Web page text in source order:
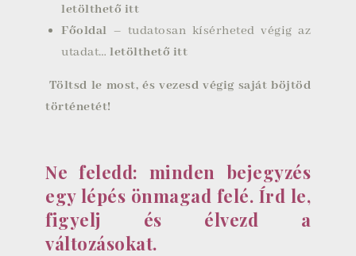
letölthető itt
Főoldal – tudatosan kísérheted végig az
utadat… letölthető itt
Töltsd le most, és vezesd végig saját böjtöd
történetét!
Ne feledd: minden bejegyzés
egy lépés önmagad felé. Írd le,
figyelj és élvezd a
változásokat.